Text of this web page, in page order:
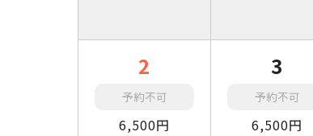
2
予約不可
6,500円
3
予約不可
6,500円